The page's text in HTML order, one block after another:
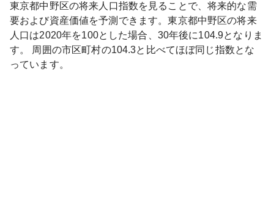
東京都中野区の将来人口指数を見ることで、将来的な需
要および資産価値を予測できます。東京都中野区の将来
人口は2020年を100とした場合、30年後に104.9となりま
す。
周囲の市区町村の104.3と比べてほぼ同じ指数とな
っています。